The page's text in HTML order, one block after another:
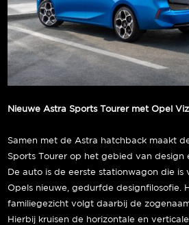
Nieuwe Astra Sports Tourer met Opel
Samen met de Astra hatchback maakt
Sports Tourer op het gebied van design
De auto is de eerste stationwagon die is
Opels nieuwe, gedurfde designfilosofie.
familiegezicht volgt daarbij de
Hierbij kruisen de horizontale en